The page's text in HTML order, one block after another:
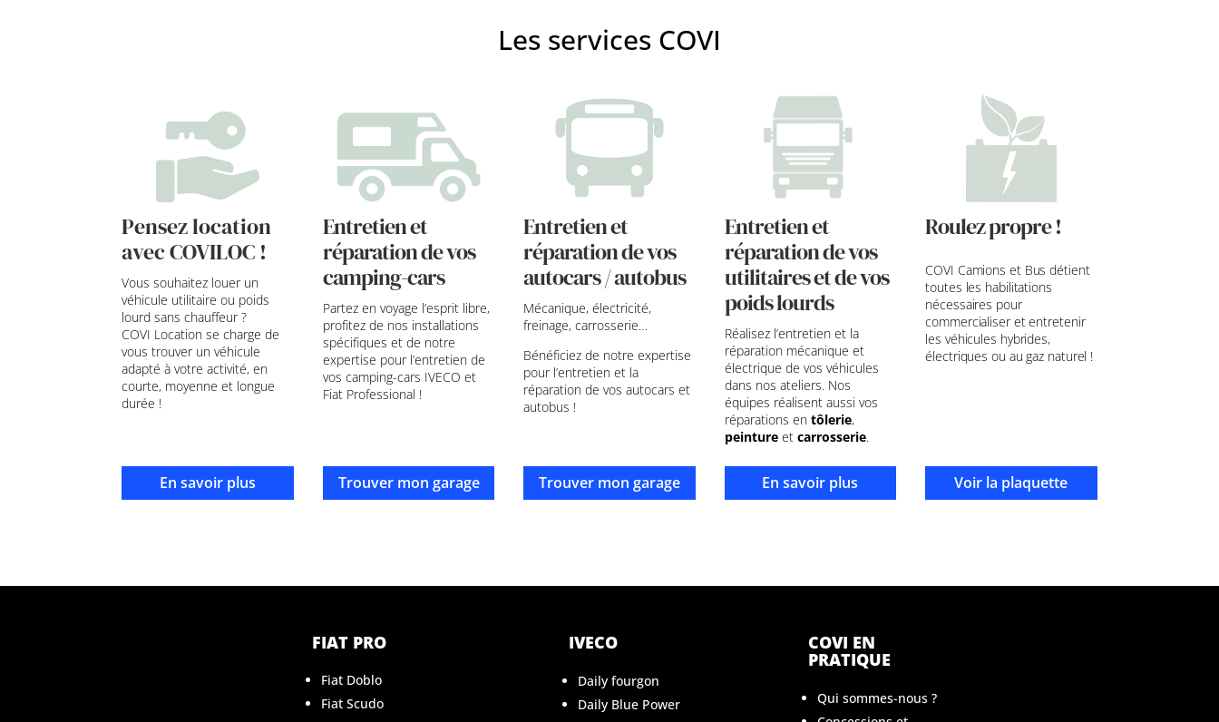
Les services COVI
Pensez location
avec COVILOC !
Vous souhaitez louer un
véhicule utilitaire ou poids
lourd sans chauffeur ?
COVI Location se charge de
vous trouver un véhicule
adapté à votre activité, en
courte, moyenne et longue
durée !
Entretien et
réparation de vos
camping-cars
Partez en voyage l’esprit libre,
profitez de nos installations
spécifiques et de notre
expertise pour l’entretien de
vos camping-cars IVECO et
Fiat Professional !
Entretien et
réparation de vos
autocars / autobus
Mécanique, électricité,
freinage, carrosserie…
Bénéficiez de notre expertise
pour l’entretien et la
réparation de vos autocars et
autobus !
Entretien et
réparation de vos
utilitaires et de vos
poids lourds
Réalisez l’entretien et la
réparation mécanique et
électrique de vos véhicules
dans nos ateliers. Nos
équipes réalisent aussi vos
réparations en tôlerie,
peintureet carrosserie.
Roulez propre !
COVI Camions et Bus détient
toutes les habilitations
nécessaires pour
commercialiser et entretenir
les véhicules hybrides,
électriques ou au gaz naturel !
En savoir plus Trouver mon garage Trouver mon garage En savoir plus Voir la plaquette
FIAT PRO
Fiat Doblo
Fiat Scudo
IVECO
Daily fourgon
Daily Blue Power
COVI EN
PRATIQUE
Qui sommes-nous ?